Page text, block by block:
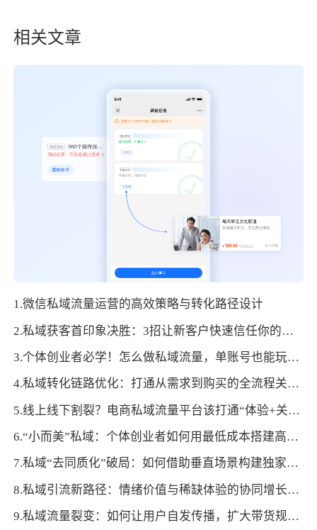
相关文章
1.微信私域流量运营的高效策略与转化路径设计
2.私域获客首印象决胜：3招让新客户快速信任你的品牌
3.个体创业者必学！怎么做私域流量，单账号也能玩转的留存技巧
4.私域转化链路优化：打通从需求到购买的全流程关键节点
5.线上线下割裂？电商私域流量平台该打通“体验+关系”双链路
6.“小而美”私域：个体创业者如何用最低成本搭建高转化私域体系
7.私域“去同质化”破局：如何借助垂直场景构建独家流量壁垒？
8.私域引流新路径：情绪价值与稀缺体验的协同增长策略
9.私域流量裂变：如何让用户自发传播，扩大带货规模？